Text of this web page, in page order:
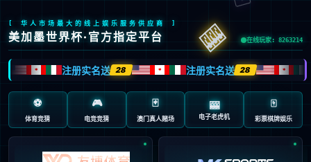
页面错误！请稍后再试～
V5.0.9 { 十年磨一剑-为API开发设计的高性能框架 }